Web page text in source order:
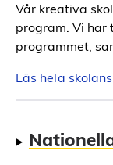
Vår kreativa
program. Vi har
programmet,
Läs hela